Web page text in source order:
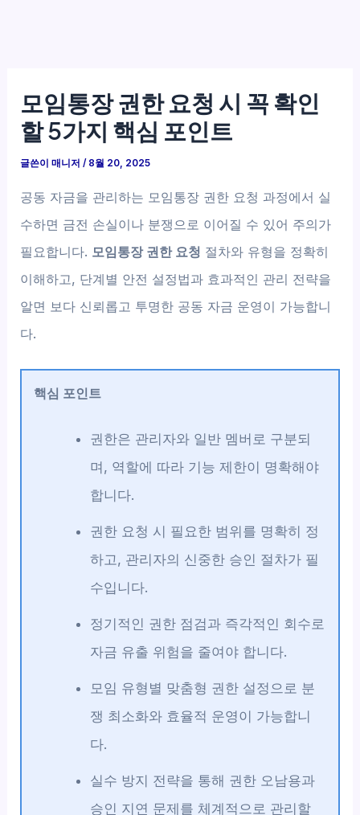
모임통장 권한 요청 시 꼭 확인
할 5가지 핵심 포인트
글쓴이매니저/ 8월 20, 2025
공동 자금을 관리하는 모임통장 권한 요청 과정에서 실
수하면 금전 손실이나 분쟁으로 이어질 수 있어 주의가
필요합니다. 모임통장 권한 요청 절차와 유형을 정확히
이해하고, 단계별 안전 설정법과 효과적인 관리 전략을
알면 보다 신뢰롭고 투명한 공동 자금 운영이 가능합니
다.
핵심 포인트
권한은 관리자와 일반 멤버로 구분되
며, 역할에 따라 기능 제한이 명확해야
합니다.
권한 요청 시 필요한 범위를 명확히 정
하고, 관리자의 신중한 승인 절차가 필
수입니다.
정기적인 권한 점검과 즉각적인 회수로
자금 유출 위험을 줄여야 합니다.
모임 유형별 맞춤형 권한 설정으로 분
쟁 최소화와 효율적 운영이 가능합니
다.
실수 방지 전략을 통해 권한 오남용과
승인 지연 문제를 체계적으로 관리할